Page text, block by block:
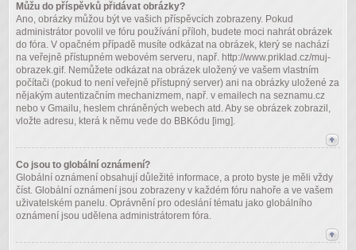
Můžu do příspěvků přidávat obrázky?
Ano, obrázky můžou být ve vašich příspěvcích zobrazeny. Pokud
administrátor povolil ve fóru používání příloh, budete moci nahrát obrázek
do fóra. V opačném případě musíte odkázat na obrázek, který se nachází
na veřejně přístupném webovém serveru, např. http://www.priklad.cz/muj-
obrazek.gif. Nemůžete odkázat na obrázek uložený ve vašem vlastním
počítači (pokud to není veřejně přístupný server) ani na obrázky uložené za
nějakým autentizačním mechanizmem, např. v emailech na seznamu.cz
nebo v Gmailu, heslem chráněných webech atd. Aby se obrázek zobrazil,
vložte adresu, která k němu vede do BBKódu [img].
Co jsou to globální oznámení?
Globální oznámení obsahují důležité informace, a proto byste je měli vždy
číst. Globální oznámení jsou zobrazeny v každém fóru nahoře a ve vašem
uživatelském panelu. Oprávnění pro odeslání tématu jako globálního
oznámení jsou udělena administrátorem fóra.